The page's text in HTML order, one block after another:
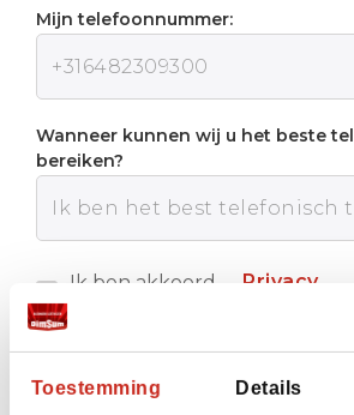
Toestemming Details
Mijn telefoonnummer:
Wanneer kunnen wij u het beste
bereiken?
Ik ben akkoord
Privacy
Verstuur